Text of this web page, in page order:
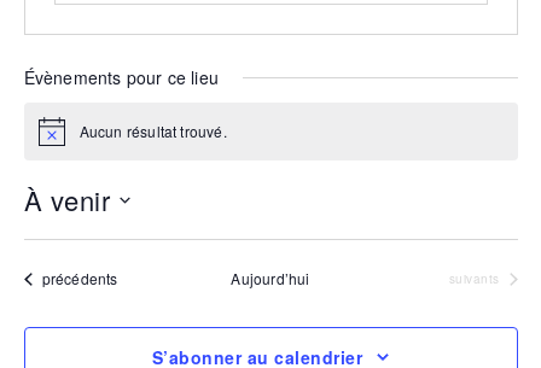
Évènements pour ce lieu
NoticeAucun résultat trouvé.
À venir
date.
Évènements
précédents Aujourd’hui Évènements
suivants
S’abonner au calendrier